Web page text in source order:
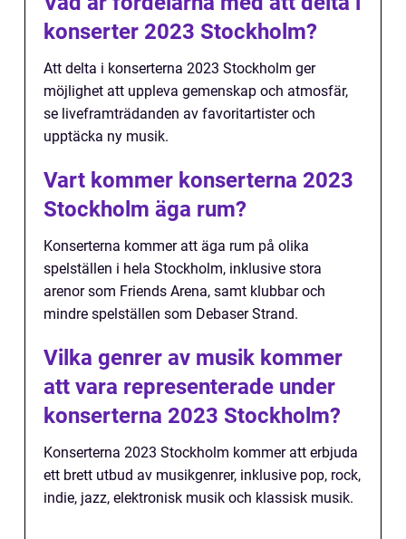
konserter 2023 Stockholm?
Att delta i konserterna 2023 Stockholm ger
möjlighet att uppleva gemenskap och atmosfär,
se liveframträdanden av favoritartister och
upptäcka ny musik.
Vart kommer konserterna 2023
Stockholm äga rum?
Konserterna kommer att äga rum på olika
spelställen i hela Stockholm, inklusive stora
arenor som Friends Arena, samt klubbar och
mindre spelställen som Debaser Strand.
Vilka genrer av musik kommer
att vara representerade under
konserterna 2023 Stockholm?
Konserterna 2023 Stockholm kommer att erbjuda
ett brett utbud av musikgenrer, inklusive pop, rock,
indie, jazz, elektronisk musik och klassisk musik.